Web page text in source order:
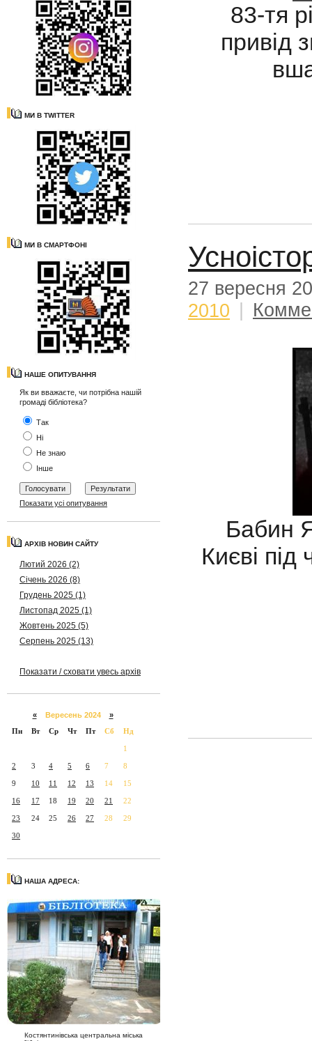
МИ В TWITTER
МИ В СМАРТФОНІ
НАШЕ ОПИТУВАННЯ
Як ви вважаєте, чи потрібна нашій
громаді бібліотека?
Так
Ні
Не знаю
Інше
Показати усі опитування
АРХІВ НОВИН САЙТУ
Лютий 2026 (2)
Січень 2026 (8)
Грудень 2025 (1)
Листопад 2025 (1)
Жовтень 2025 (5)
Серпень 2025 (13)
Показати / сховати увесь архів
«Вересень 2024 »
Пн
Вт Ср Чт Пт Сб Нд
1
2 3 4 5 6 7 8
9 10 11 12 13 14 15
16 17 18 19 20 21 22
23 24 25 26 27 28 29
30
НАША АДРЕСА:
Костянтинівська центральна міська
83-тя
привід
27 вересня
2010
Бабин
Києві під